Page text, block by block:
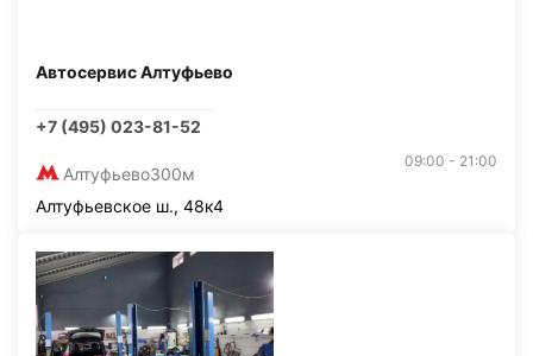
Автосервис Алтуфьево
+7 (495) 023-81-52
Алтуфьево300м
09:00 - 21:00
Алтуфьевское ш., 48к4